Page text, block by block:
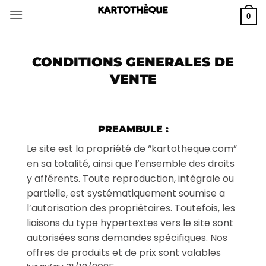
au
0
CONDITIONS GENERALES DE
VENTE
PREAMBULE :
Le site est la propriété de “kartotheque.com”
en sa totalité, ainsi que l’ensemble des droits
y afférents. Toute reproduction, intégrale ou
partielle, est systématiquement soumise a
l’autorisation des propriétaires. Toutefois, les
liaisons du type hypertextes vers le site sont
autorisées sans demandes spécifiques. Nos
offres de produits et de prix sont valables